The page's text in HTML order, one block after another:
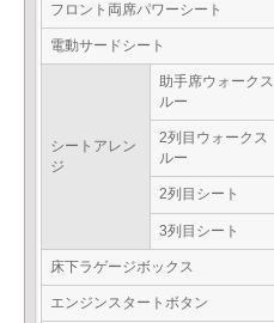
フロント両席パワーシート
電動サードシート
シートアレン
ジ
助手席ウォークス
ルー
2列目ウォークス
ルー
2列目シート
3列目シート
床下ラゲージボックス
エンジンスタートボタン